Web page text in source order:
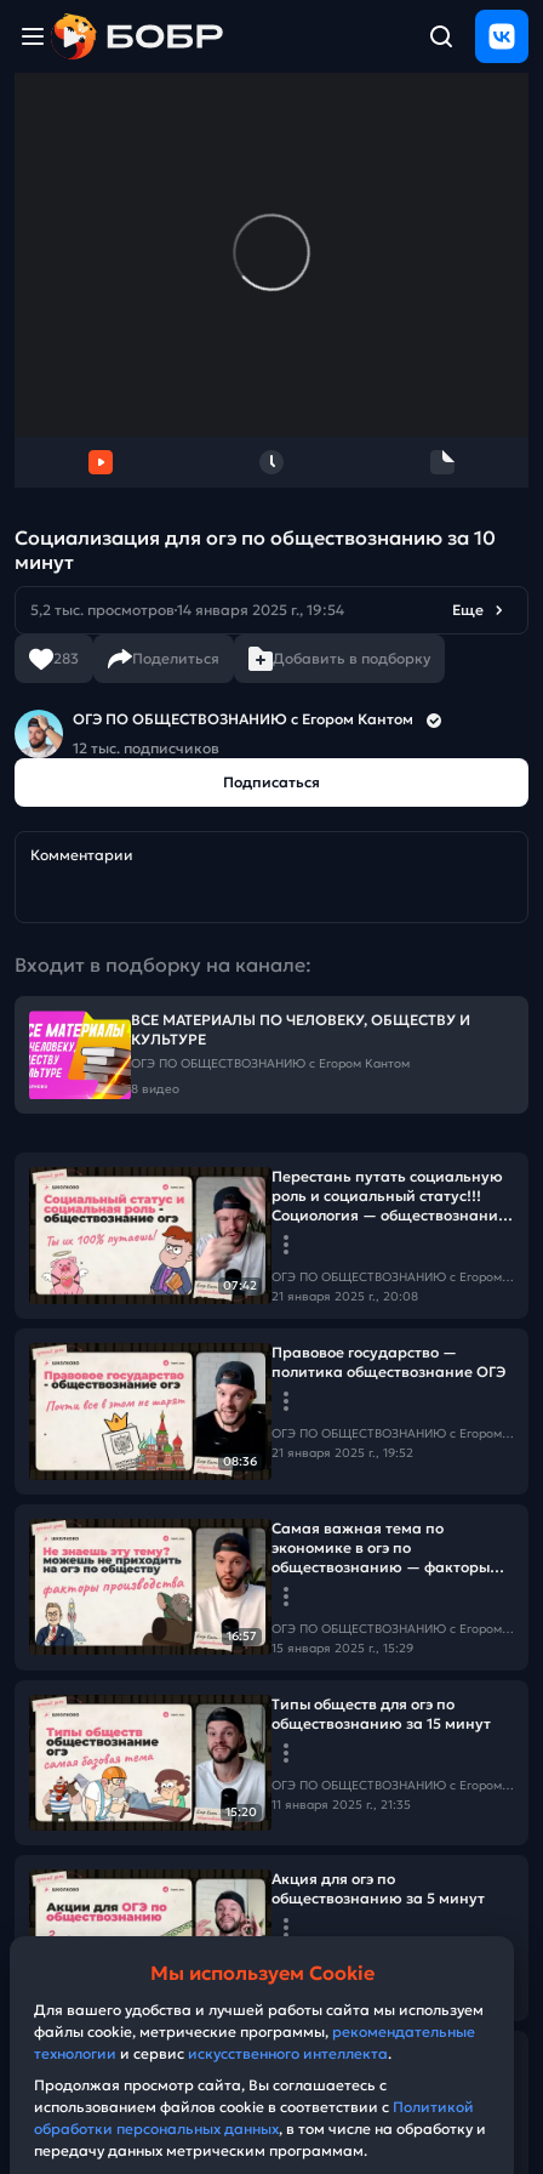
Социализация для огэ по обществознанию за 10
минут
5,2 тыс. просмотров 14 января 2025 г., 19:54 Еще
283 Поделиться Добавить в подборку
ОГЭ ПО ОБЩЕСТВОЗНАНИЮ c Егором Кантом
12 тыс. подписчиков
Подписаться
Комментарии
Входит в подборку на канале:
ВСЕ МАТЕРИАЛЫ ПО ЧЕЛОВЕКУ, ОБЩЕСТВУ И
КУЛЬТУРЕ
ОГЭ ПО ОБЩЕСТВОЗНАНИЮ c Егором Кантом
8 видео
07:42
Перестань путать социальную
роль и социальный статус!!!
Социология — обществознание
ОГЭ
ОГЭ ПО ОБЩЕСТВОЗНАНИЮ c Егором Кантом
21 января 2025 г., 20:08
08:36
Правовое государство —
политика обществознание ОГЭ
ОГЭ ПО ОБЩЕСТВОЗНАНИЮ c Егором Кантом
21 января 2025 г., 19:52
16:57
Самая важная тема по
экономике в огэ по
обществознанию — факторы
производства за 15 минут
ОГЭ ПО ОБЩЕСТВОЗНАНИЮ c Егором Кантом
15 января 2025 г., 15:29
15:20
Типы обществ для огэ по
обществознанию за 15 минут
ОГЭ ПО ОБЩЕСТВОЗНАНИЮ c Егором Кантом
11 января 2025 г., 21:35
Акция для огэ по
обществознанию за 5 минут
10 января 2025 г., 19:16
Источники права для ОГЭ по
25 декабря 2024 г., 19:24
Мы используем Cookie
Для вашего удобства и лучшей работы сайта мы используем
файлы cookie, метрические программы, рекомендательные
технологии и сервис искусственного интеллекта.
Продолжая просмотр сайта, Вы соглашаетесь с
использованием файлов cookie в соответствии с Политикой
обработки персональных данных, в том числе на обработку и
передачу данных метрическим программам.